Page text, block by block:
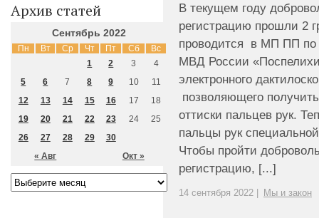
В текущем году
регистрацию прошли 2
проводится в МП ПП
МВД России
электронного
позволяющего
оттиски пальцев рук.
пальцы рук
Чтобы пройти
регистрацию, [...]
14 сентября 2022 | Мы и закон
Архив статей
Сентябрь 2022
Пн Вт Ср Чт Пт Сб Вс
« Авг Окт »
1 2 3
4
5
6 7 8 9 10
11
12
13 14 15 16 17
18
19
20 21 22 23 24
25
26
27 28 29 30